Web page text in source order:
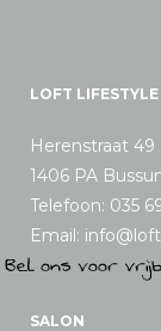
LOFT
Herenstraat 49
1406 PA
Telefoon: 035
Email:
SALON